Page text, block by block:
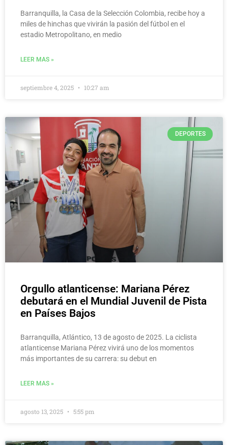
Barranquilla, la Casa de la Selección Colombia, recibe hoy a
miles de hinchas que vivirán la pasión del fútbol en el
estadio Metropolitano, en medio
LEER MAS »
septiembre 4, 2025 10:27 am
DEPORTES
Orgullo atlanticense: Mariana Pérez
debutará en el Mundial Juvenil de Pista
en Países Bajos
Barranquilla, Atlántico, 13 de agosto de 2025. La ciclista
atlanticense Mariana Pérez vivirá uno de los momentos
más importantes de su carrera: su debut en
LEER MAS »
agosto 13, 2025 5:55 pm